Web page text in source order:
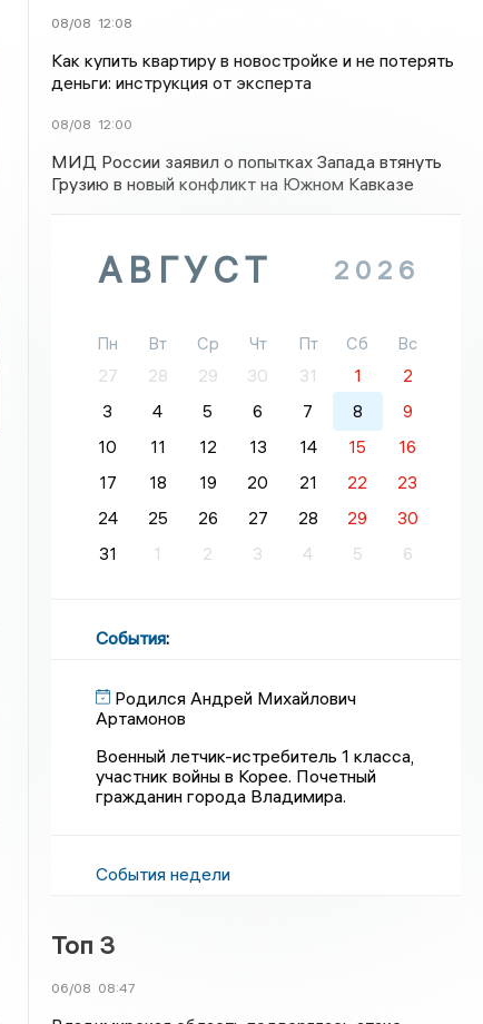
08/08 12:08
Как купить квартиру в новостройке и не потерять
деньги: инструкция от эксперта
08/08 12:00
МИД России заявил о попытках Запада втянуть
Грузию в новый конфликт на Южном Кавказе
АВГУСТ 2026
Пн Вт Ср Чт Пт Сб
Вс
27
28 29 30 31 1
2
3
4 5 6 7 8
9
10
11 12 13 14 15
16
17
18 19 20 21 22
23
24
25 26 27 28 29
30
31
1 2 3 4 5 6
События:
Родился Андрей Михайлович
Артамонов
Военный летчик-истребитель 1 класса,
участник войны в Корее. Почетный
гражданин города Владимира.
События недели
Топ 3
06/08 08:47